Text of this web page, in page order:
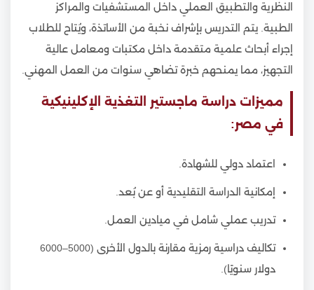
النظرية والتطبيق العملي داخل المستشفيات والمراكز
الطبية. يتم التدريس بإشراف نخبة من الأساتذة، ويُتاح للطلاب
إجراء أبحاث علمية متقدمة داخل مكتبات ومعامل عالية
التجهيز، مما يمنحهم خبرة تضاهي سنوات من العمل المهني.
مميزات دراسة ماجستير التغذية الإكلينيكية
في مصر:
اعتماد دولي للشهادة.
إمكانية الدراسة التقليدية أو عن بُعد.
تدريب عملي شامل في ميادين العمل.
تكاليف دراسية رمزية مقارنة بالدول الأخرى (5000–6000
دولار سنويًا).